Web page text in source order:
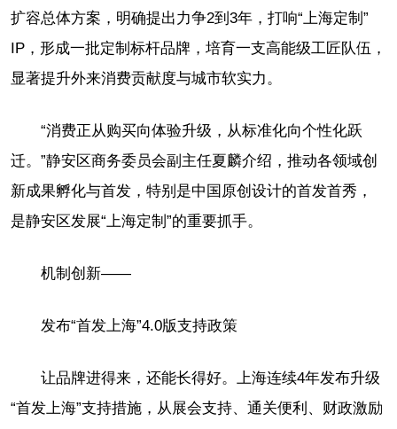
扩容总体方案，明确提出力争2到3年，打响“上海定制”
IP，形成一批定制标杆品牌，培育一支高能级工匠队伍，
显著提升外来消费贡献度与城市软实力。
“消费正从购买向体验升级，从标准化向个性化跃
迁。”静安区商务委员会副主任夏麟介绍，推动各领域创
新成果孵化与首发，特别是中国原创设计的首发首秀，
是静安区发展“上海定制”的重要抓手。
机制创新——
发布“首发上海”4.0版支持政策
让品牌进得来，还能长得好。上海连续4年发布升级
“首发上海”支持措施，从展会支持、通关便利、财政激励